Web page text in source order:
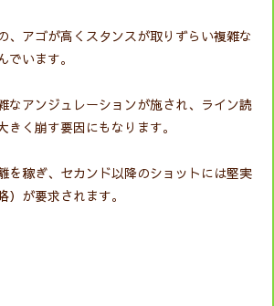
、アゴが高くスタンスが取りずらい複雑な
います。
なアンジュレーションが施され、ライン読
きく崩す要因にもなります。
を稼ぎ、セカンド以降のショットには堅実
が要求されます。